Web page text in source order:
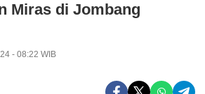
Miras di Jombang
- 08:22 WIB